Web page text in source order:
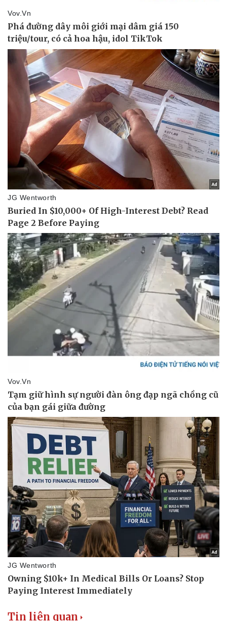
Doanh nghiệp
Thông tin doanh nghiệp
Doanh nghiệp 24h
Doanh nhân
Vì cộng đồng
Công nghệ
Sành điệu
Tin Công nghệ
Trải nghiệm
Chuyển đổi số
Tin liên quan